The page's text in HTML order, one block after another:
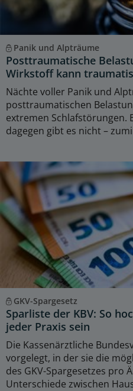
Panik und Alpträume
Posttraumatische
Wirkstoff kann
Nächte voller Panik und
posttraumatischen
extremen Schlafstörungen.
dagegen gibt es nicht –
GKV-Spargesetz
Sparliste der KBV: So
jeder Praxis sein
Die Kassenärztliche
vorgelegt, in der sie die
des GKV-Spargesetzes pro
Unterschiede zwischen